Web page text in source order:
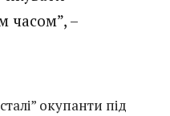
часом”, –
окупанти під